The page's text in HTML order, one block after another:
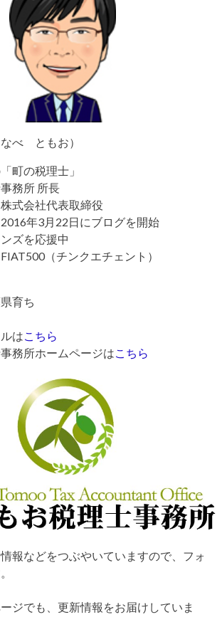
べ ともお）
町の税理士」
務所 所長
式会社代表取締役
年3月22日にブログを開始
ズを応援中
（チンクエチェント）
育ち
はこちら
務所ホームページはこちら
報などをつぶやいていますので、フォ
ジでも、更新情報をお届けしていま